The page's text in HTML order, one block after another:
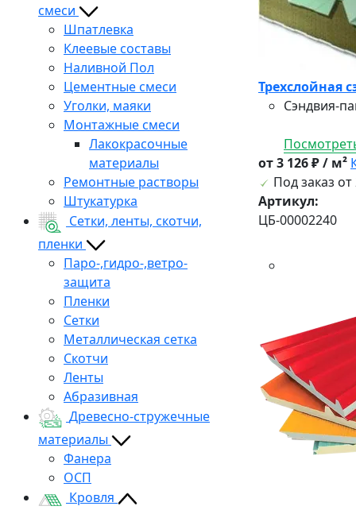
смеси
Шпатлевка
Клеевые составы
Наливной Пол
Цементные смеси
Уголки, маяки
Монтажные смеси
Лакокрасочные
материалы
Ремонтные растворы
Штукатурка
Сетки, ленты, скотчи,
пленки
Паро-,гидро-,ветро-
защита
Пленки
Сетки
Металлическая сетка
Скотчи
Ленты
Абразивная
Древесно-стружечные
материалы
Фанера
ОСП
Кровля
Трехслойная
Сэндвия-
от 3 126 ₽ / м²
Под заказ от
Артикул:
ЦБ-00002240